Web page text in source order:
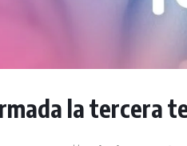
la tercera